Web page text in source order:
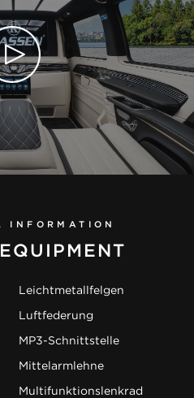
INFORMATION
Leichtmetallfelgen
Luftfederung
MP3-Schnittstelle
Mittelarmlehne
Multifunktionslenkrad